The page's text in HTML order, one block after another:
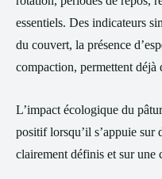
essentiels. Des indicateurs
du couvert, la présence
compaction, permettent
L’impact écologique du
positif lorsqu’il s’appuie sur
clairement définis et sur une